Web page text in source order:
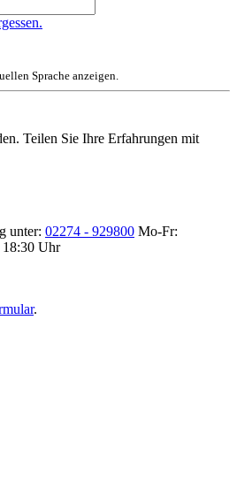
Sprache anzeigen.
Teilen Sie Ihre Erfahrungen mit
unter: 02274 - 929800 Mo-Fr:
Uhr
.